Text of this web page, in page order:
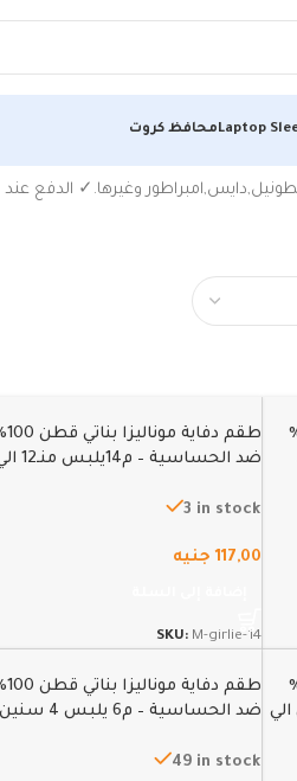
Laptopمحافظ كروت
وغيرها.✓ الدفع
بناتي قطن 100%
طقم
ضد الحساسية –
3 in stock
117,00 جنيه
SKU: M-girlie-14
بناتي قطن 100%
6 سنين الي
طقم
ضد الحساسية – م6
49 in stock